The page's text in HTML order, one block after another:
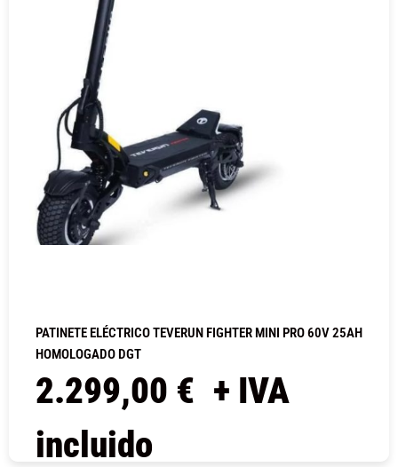
PATINETE ELÉCTRICO TEVERUN FIGHTER MINI PRO 60V 25AH
HOMOLOGADO DGT
2.299,00 € + IVA
incluido